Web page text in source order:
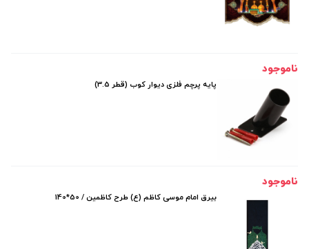
ناموجود
پایه پرچم فلزی دیوار کوب (قطر 3.5)
ناموجود
بیرق امام موسی کاظم (ع) طرح کاظمین / 50*140